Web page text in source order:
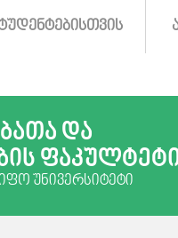
ᲓᲐ
ᲣᲜᲘᲕᲔᲠᲡᲘᲢᲔᲢᲘ